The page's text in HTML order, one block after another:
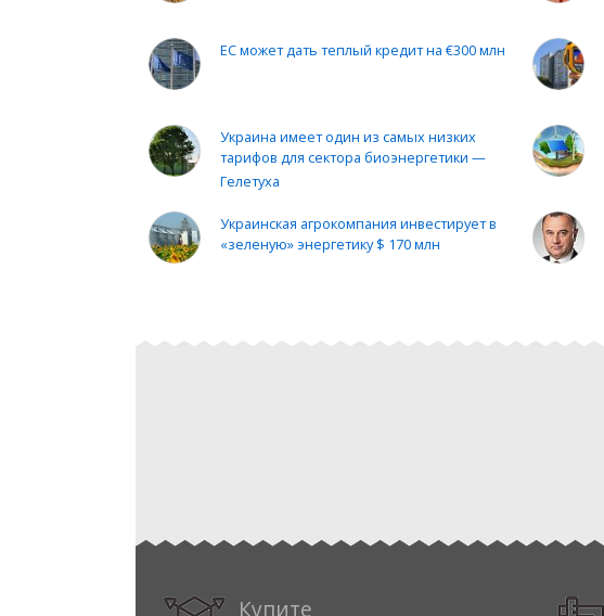
ЕС может дать теплый кредит на €300 млн
Украина имеет один из самых низких
тарифов для сектора биоэнергетики —
Гелетуха
Украинская агрокомпания инвестирует в
«зеленую» энергетику $ 170 млн
Купите